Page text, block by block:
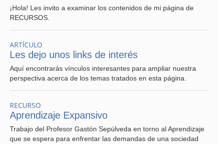
¡Hola! Les invito a examinar los contenidos de mi página de
RECURSOS.
ARTÍCULO
Les dejo unos links de interés
Aquí encontrarás vínculos interesantes para ampliar nuestra
perspectiva acerca de los temas tratados en esta página.
RECURSO
Aprendizaje Expansivo
Trabajo del Profesor Gastón Sepúlveda en torno al Aprendizaje
que se espera para enfrentar las demandas de una sociedad